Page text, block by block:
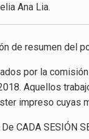
Ana Lia.
de resumen del
por la
Aquellos
impreso cuyas
CADA SESIÓN